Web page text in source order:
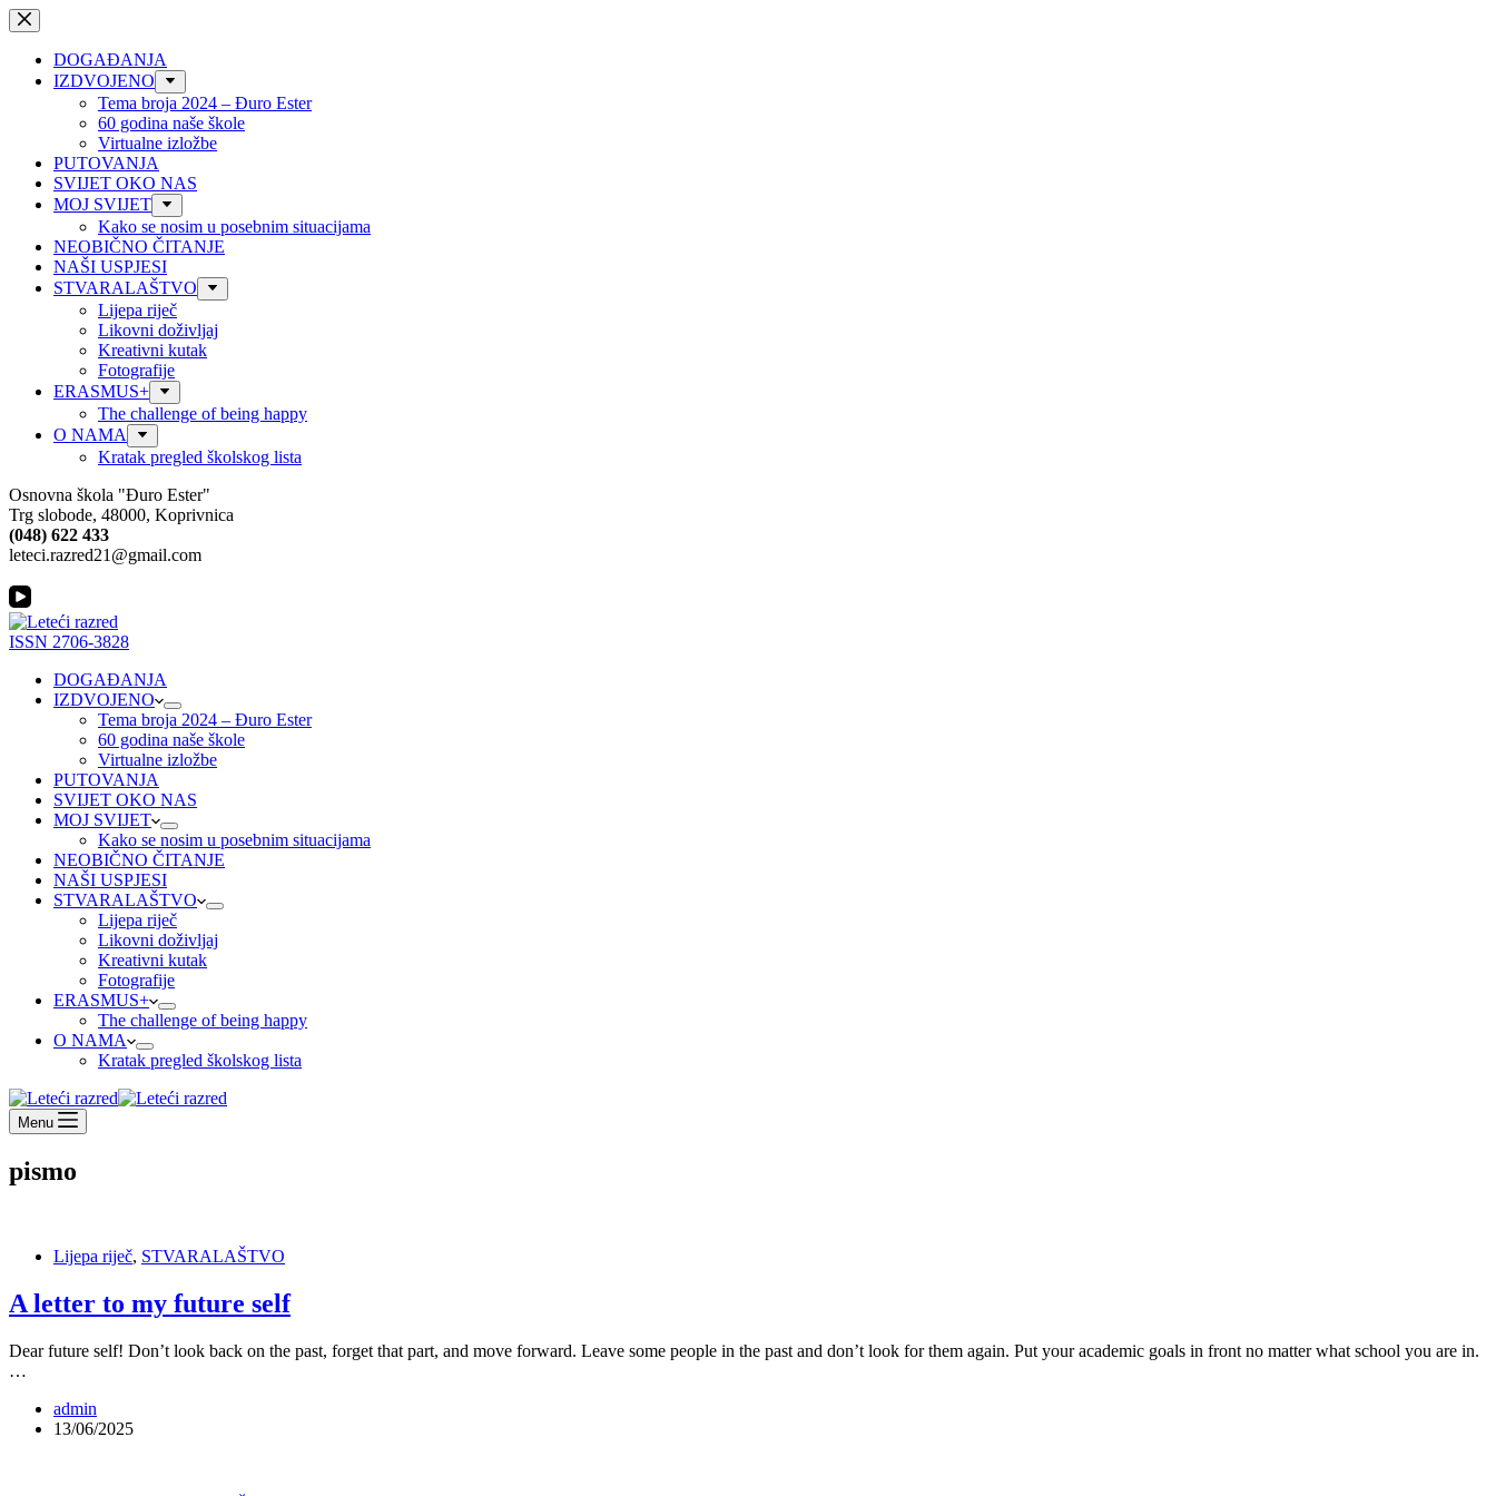
Preskoči
na
sadržajDOGAĐANJA
IZDVOJENO
Tema broja 2024 – Đuro Ester
60 godina naše škole
Virtualne izložbe
PUTOVANJA
SVIJET OKO NAS
MOJ SVIJET
Kako se nosim u posebnim situacijama
NEOBIČNO ČITANJE
NAŠI USPJESI
STVARALAŠTVO
Lijepa riječ
Likovni doživljaj
Kreativni kutak
Fotografije
ERASMUS+
The challenge of being happy
O NAMA
Kratak pregled školskog lista
Osnovna škola "Đuro Ester"
Trg slobode, 48000, Koprivnica
(048) 622 433
leteci.razred21@gmail.com
ISSN 2706-3828
DOGAĐANJA
IZDVOJENO
Tema broja 2024 – Đuro Ester
60 godina naše škole
Virtualne izložbe
PUTOVANJA
SVIJET OKO NAS
MOJ SVIJET
Kako se nosim u posebnim situacijama
NEOBIČNO ČITANJE
NAŠI USPJESI
STVARALAŠTVO
Lijepa riječ
Likovni doživljaj
Kreativni kutak
Fotografije
ERASMUS+
The challenge of being happy
O NAMA
Kratak pregled školskog lista
Menu
pismo
Lijepa riječ, STVARALAŠTVO
A letter to my future self
Dear future self! Don’t look back on the past, forget that part, and move forward. Leave some people in the past and don’t look for them again. Put your academic goals in front no matter what school you are in.
…
admin
13/06/2025